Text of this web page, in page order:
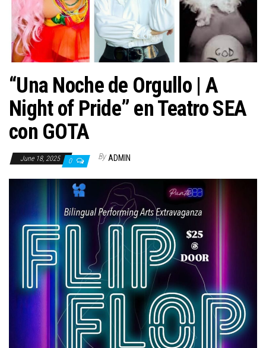
“Una Noche de Orgullo | A
Night of Pride” en Teatro SEA
con GOTA
June 18, 2025 0 By ADMIN